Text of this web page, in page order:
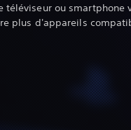
téléviseur ou smartphone
plus d'appareils